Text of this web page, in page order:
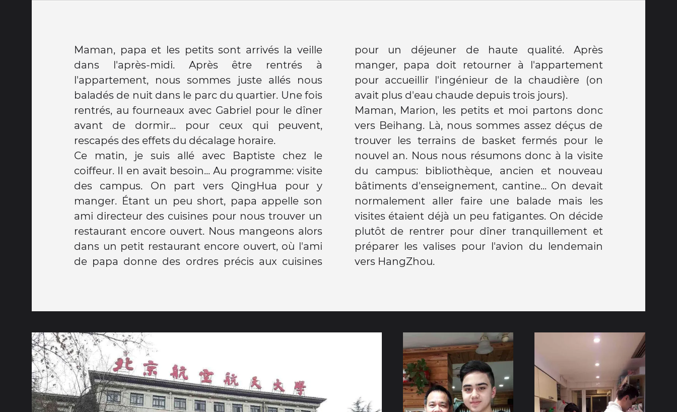
Maman, papa et les petits sont arrivés la veille
dans l'après-midi. Après être rentrés à
l'appartement, nous sommes juste allés nous
baladés de nuit dans le parc du quartier. Une fois
rentrés, au fourneaux avec Gabriel pour le dîner
avant de dormir... pour ceux qui peuvent,
rescapés des effets du décalage horaire.
Ce matin, je suis allé avec Baptiste chez le
coiffeur. Il en avait besoin... Au programme: visite
des campus. On part vers QingHua pour y
manger. Étant un peu short, papa appelle son
ami directeur des cuisines pour nous trouver un
restaurant encore ouvert. Nous mangeons alors
dans un petit restaurant encore ouvert, où l'ami
de papa donne des ordres précis aux cuisines
pour un déjeuner de haute qualité. Après
manger, papa doit retourner à l'appartement
pour accueillir l'ingénieur de la chaudière (on
avait plus d'eau chaude depuis trois jours).
Maman, Marion, les petits et moi partons donc
vers Beihang. Là, nous sommes assez déçus de
trouver les terrains de basket fermés pour le
nouvel an. Nous nous résumons donc à la visite
du campus: bibliothèque, ancien et nouveau
bâtiments d'enseignement, cantine... On devait
normalement aller faire une balade mais les
visites étaient déjà un peu fatigantes. On décide
plutôt de rentrer pour dîner tranquillement et
préparer les valises pour l'avion du lendemain
vers HangZhou.